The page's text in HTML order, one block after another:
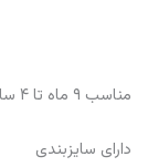
مناسب ۹ ماه تا ۴ سال
دارای سایزبندی